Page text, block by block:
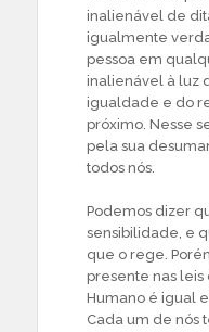
inalienável de
igualmente
pessoa em
inalienável à luz
igualdade e do
próximo. Nesse
pela sua
todos nós.
Podemos dizer
sensibilidade, e
que o rege.
presente nas leis
Humano é igual
Cada um de nós